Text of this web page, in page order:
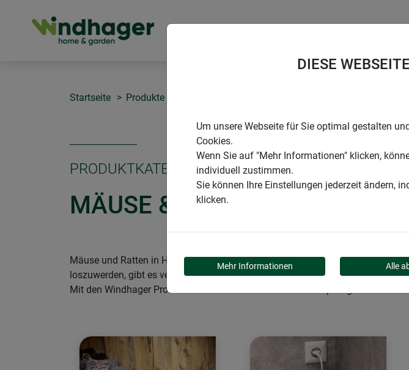
Startseite Produkte
PRODUKTKATEGORIE
MÄUSE & RATTEN
Mäuse und Ratten in Haus, Dachboden oder Schuppen sind eine wahre
loszuwerden, gibt es verschiedene Möglichkeiten. Ultraschallgeräte, die auch
Mit den Windhager Produkten zur Mäuse- und Rattenbekämpfung können Sie
DIESE
Um unsere Webseite für Sie optimal gestalten
Cookies.
Wenn Sie auf "Mehr Informationen" klicken,
individuell zustimmen.
Sie können Ihre Einstellungen jederzeit ändern,
klicken.
Mehr Informationen Alle